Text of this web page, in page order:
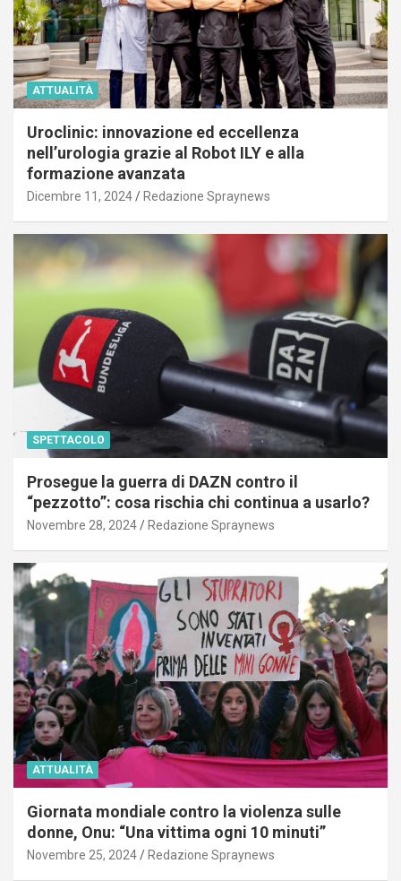
ATTUALITÀ
Uroclinic: innovazione ed eccellenza
nell’urologia grazie al Robot ILY e alla
formazione avanzata
Dicembre 11, 2024 Redazione Spraynews
SPETTACOLO
Prosegue la guerra di DAZN contro il
“pezzotto”: cosa rischia chi continua a usarlo?
Novembre 28, 2024 Redazione Spraynews
ATTUALITÀ
Giornata mondiale contro la violenza sulle
donne, Onu: “Una vittima ogni 10 minuti”
Novembre 25, 2024 Redazione Spraynews